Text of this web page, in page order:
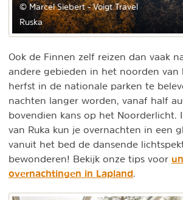
© Marcel Siebert - Voigt Travel
Ruska
Ook de Finnen zelf reizen dan vaak
andere gebieden in het noorden van
herfst in de nationale parken te
nachten langer worden, vanaf half
bovendien kans op het Noorderlicht.
van Ruka kun je overnachten in een
vanuit het bed de dansende
bewonderen! Bekijk onze tips voor
overnachtingen in Lapland